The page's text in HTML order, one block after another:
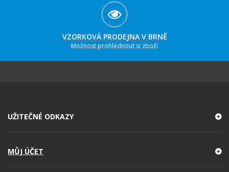
VZORKOVÁ PRODEJNA V BRNĚ
Možnost prohlédnout si zboží
UŽITEČNÉ ODKAZY
MŮJ ÚČET